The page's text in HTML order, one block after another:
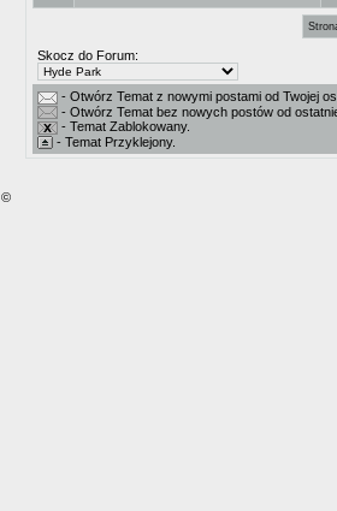
Skocz do Forum:
- Otwórz Temat z nowymi postami od Twojej
- Otwórz Temat bez nowych postów od
- Temat Zablokowany.
- Temat Przyklejony.
©